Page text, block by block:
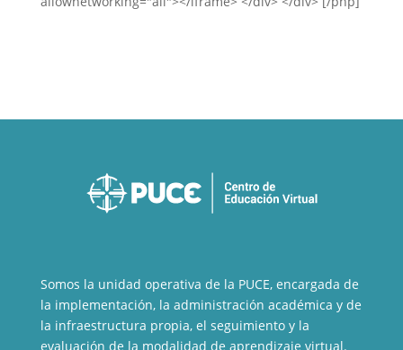
Somos la unidad operativa de la PUCE, encargada de
la implementación, la administración académica y de
la infraestructura propia, el seguimiento y la
evaluación de la modalidad de aprendizaje virtual.